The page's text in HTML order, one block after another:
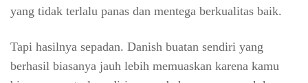
yang tidak terlalu panas dan mentega berkualitas baik.
Tapi hasilnya sepadan. Danish buatan sendiri yang
berhasil biasanya jauh lebih memuaskan karena kamu